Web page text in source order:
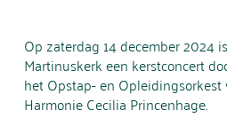
Op zaterdag 14 december 2024
Martinuskerk een kerstconcert
het Opstap- en
Harmonie Cecilia Princenhage.